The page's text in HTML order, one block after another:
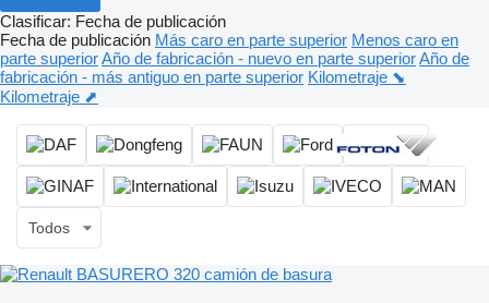
Clasificar: Fecha de publicación
Fecha de publicación Más caro en parte superior Menos caro en
parte superiorAño de fabricación - nuevo en parte superiorAño de
fabricación - más antiguo en parte superior Kilometraje ⬊
Kilometraje ⬈
Todos